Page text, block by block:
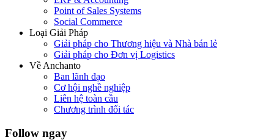
Point of Sales Systems
Social Commerce
Loại Giải Pháp
Giải pháp cho Thương hiệu và Nhà bán lẻ
Giải pháp cho Đơn vị Logistics
Về Anchanto
Ban lãnh đạo
Cơ hội nghề nghiệp
Liên hệ toàn cầu
Chương trình đối tác
Follow ngay